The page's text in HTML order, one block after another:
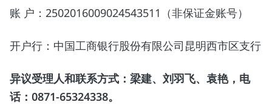
账 户：2502016009024543511（非保证金账号）
开户行：中国工商银行股份有限公司昆明西市区支行
异议受理人和联系方式：梁建、刘羽飞、袁艳，电
话： 0871-65324338。